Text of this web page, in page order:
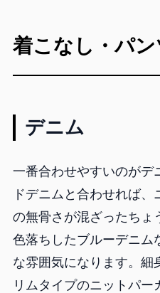
着こなし・パ
デニム
一番合わせやすいのがデ
ドデニムと合わせれば
の無骨さが混ざったちょ
色落ちしたブルーデニム
な雰囲気になります。細
リムタイプのニットパ